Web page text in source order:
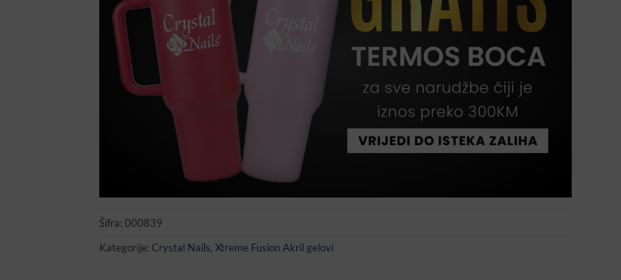
Šifra: 000839
Kategorije: Crystal Nails, Xtreme Fusion Akril gelovi